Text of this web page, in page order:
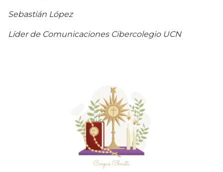
Sebastián López
Líder de Comunicaciones Cibercolegio UCN